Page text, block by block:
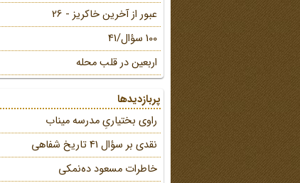
عبور از آخرین خاکریز - 26
100 سؤال/41
اربعین در قلب محله
پربازدیدها
راوی بختیاریِ مدرسه میناب
نقدی بر سؤال 41 تاریخ شفاهی
خاطرات مسعود ده‌نمکی